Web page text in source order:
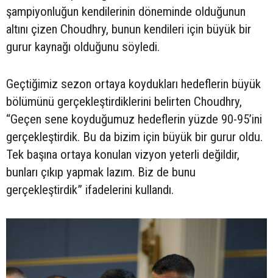
şampiyonluğun kendilerinin döneminde olduğunun
altını çizen Choudhry, bunun kendileri için büyük bir
gurur kaynağı olduğunu söyledi.
Geçtiğimiz sezon ortaya koydukları hedeflerin büyük
bölümünü gerçekleştirdiklerini belirten Choudhry,
“Geçen sene koyduğumuz hedeflerin yüzde 90-95’ini
gerçekleştirdik. Bu da bizim için büyük bir gurur oldu.
Tek başına ortaya konulan vizyon yeterli değildir,
bunları çıkıp yapmak lazım. Biz de bunu
gerçekleştirdik” ifadelerini kullandı.